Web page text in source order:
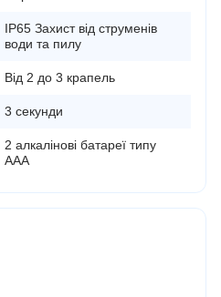
IP65 Захист від струменів
води та пилу
Від 2 до 3 крапель
3 секунди
2 алкалінові батареї типу
ААА